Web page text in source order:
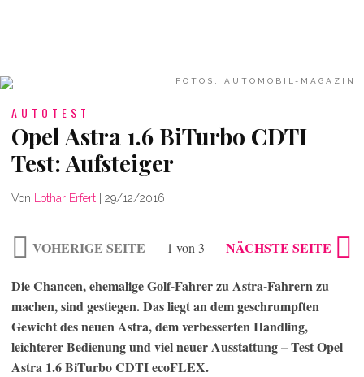
FOTOS: AUTOMOBIL-MAGAZIN
AUTOTEST
Opel Astra 1.6 BiTurbo CDTI
Test: Aufsteiger
Von Lothar Erfert 29/12/2016
VOHERIGE SEITE 1 von 3 NÄCHSTE SEITE
Die Chancen, ehemalige Golf-Fahrer zu Astra-Fahrern zu
machen, sind gestiegen. Das liegt an dem geschrumpften
Gewicht des neuen Astra, dem verbesserten Handling,
leichterer Bedienung und viel neuer Ausstattung – Test Opel
Astra 1.6 BiTurbo CDTI ecoFLEX.